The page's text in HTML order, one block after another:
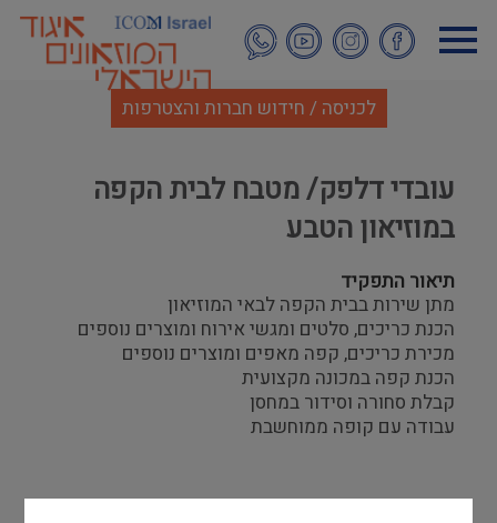
לתוכן
העיקרי
לכניסה / חידוש חברות והצטרפות
עובדי דלפק/ מטבח לבית הקפה
במוזיאון הטבע
תיאור התפקיד
מתן שירות בבית הקפה לבאי המוזיאון
הכנת כריכים, סלטים ומגשי אירוח ומוצרים נוספים
מכירת כריכים, קפה מאפים ומוצרים נוספים
הכנת קפה במכונה מקצועית
קבלת סחורה וסידור במחסן
עבודה עם קופה ממוחשבת